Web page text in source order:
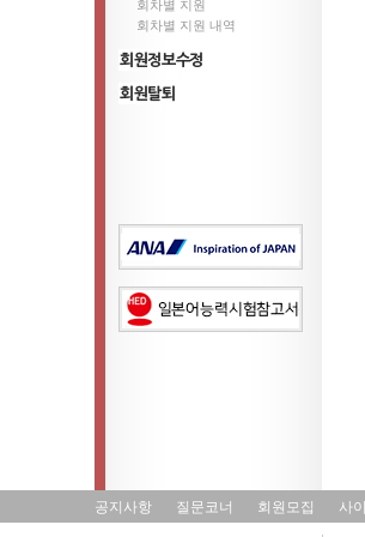
회차별 지원
회차별 지원 내역
정보수정
공지사항 질문코너 회원모집 사